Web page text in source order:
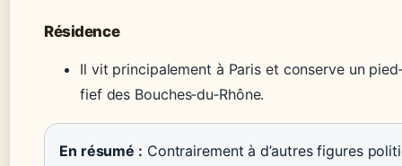
Résidence
Il vit principalement à Paris et conserve un
fief des Bouches‑du‑Rhône.
En résumé : Contrairement à d’autres figures